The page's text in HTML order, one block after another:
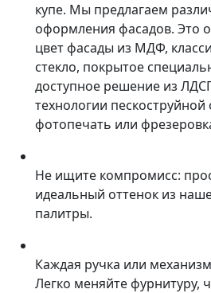
купе. Мы предлагаем
оформления фасадов. Это
цвет фасады из МДФ,
стекло, покрытое
доступное решение из
технологии пескоструйной
фотопечать или
Не ищите компромисс:
идеальный оттенок из
палитры.
Каждая ручка или
Легко меняйте фурнитуру,